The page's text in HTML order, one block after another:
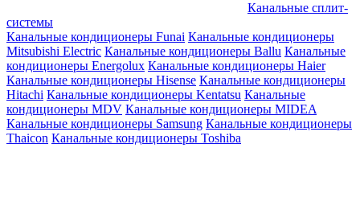
Канальные сплит-
системы
Канальные кондиционеры Funai Канальные кондиционеры
Mitsubishi Electric Канальные кондиционеры Ballu Канальные
кондиционеры Energolux Канальные кондиционеры Haier
Канальные кондиционеры Hisense Канальные кондиционеры
Hitachi Канальные кондиционеры Kentatsu Канальные
кондиционеры MDV Канальные кондиционеры MIDEA
Канальные кондиционеры Samsung Канальные кондиционеры
Thaicon Канальные кондиционеры Toshiba